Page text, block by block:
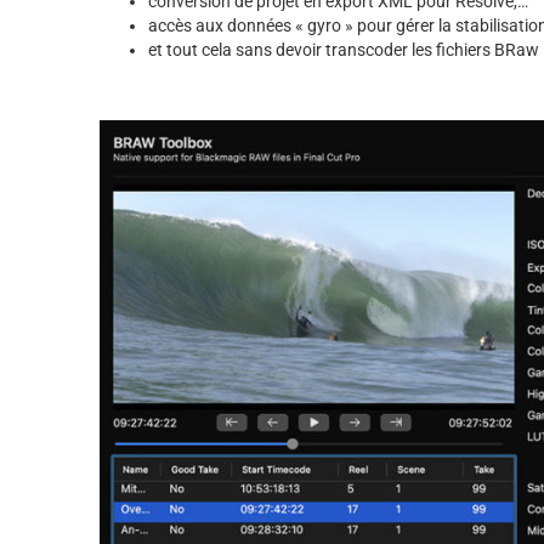
accès aux données « gyro » pour gérer la
et tout cela sans devoir transcoder les fichiers BRaw